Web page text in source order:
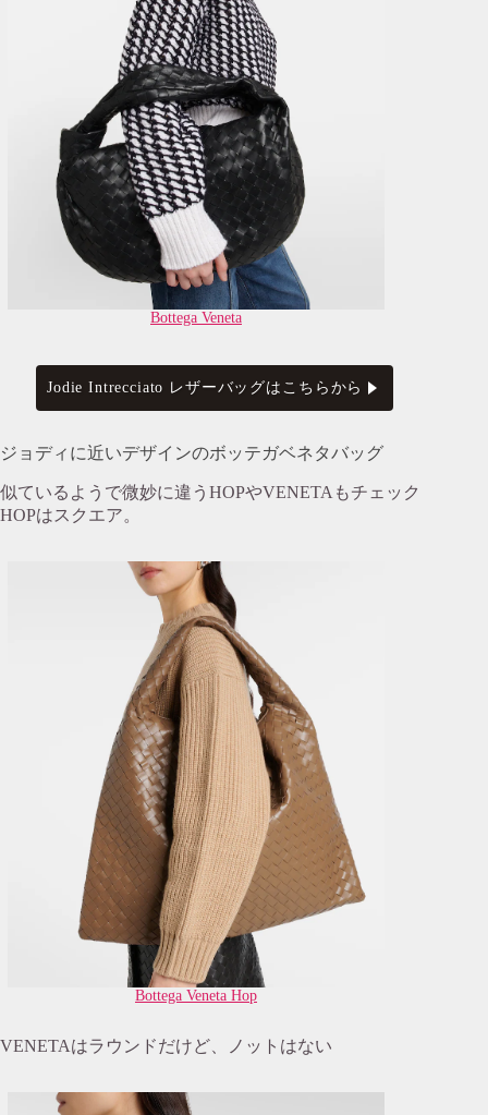
Bottega Veneta
Jodie Intrecciato レザーバッグはこちらから
ジョディに近いデザインのボッテガベネタバッグ
似ているようで微妙に違うHOPやVENETAもチェック
HOPはスクエア。
Bottega Veneta Hop
VENETAはラウンドだけど、ノットはない